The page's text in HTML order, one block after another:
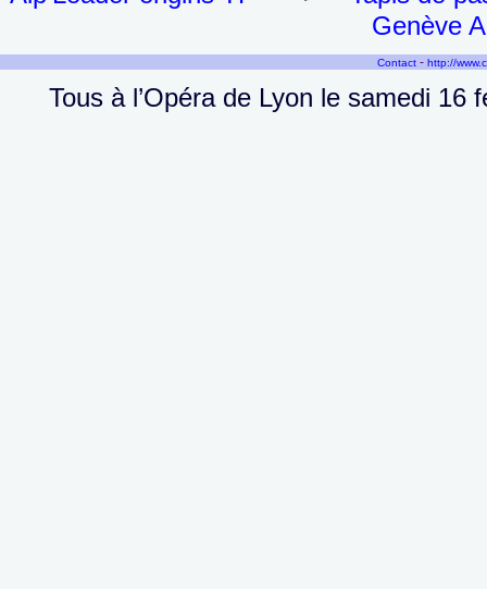
Genève
Contact - http://
Tous à l’Opéra de Lyon le samedi